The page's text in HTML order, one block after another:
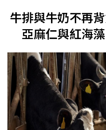
牛排與牛奶不再
亞麻仁與紅海